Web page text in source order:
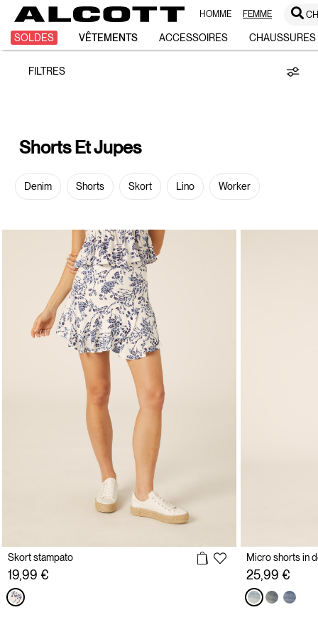
HOMME FEMME
SOLDES VÊTEMENTS ACCESSOIRES CHAUSSURES
Shorts
Jupes
FILTRES
Shorts Et Jupes
Denim Shorts Skort Lino Worker
Skort stampato
19,99 €
Micro shorts in
25,99 €